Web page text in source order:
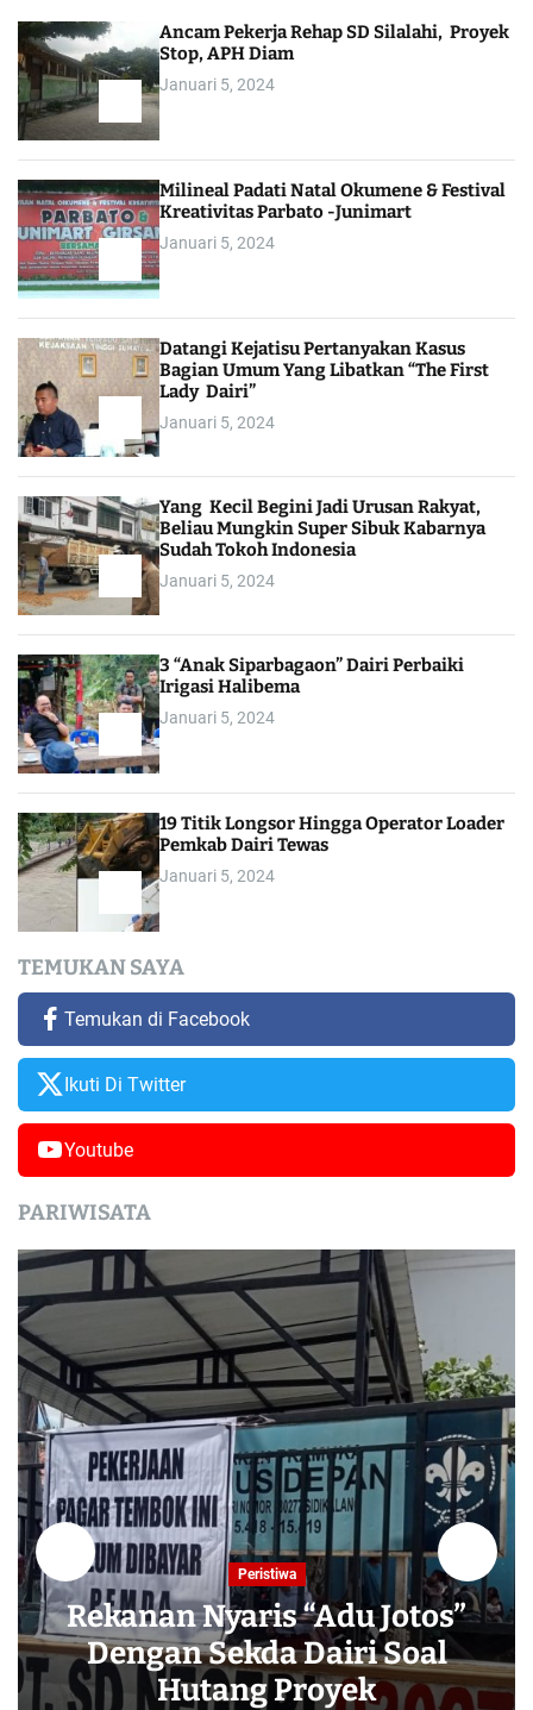
Ancam Pekerja Rehap SD Silalahi, Proyek
Stop, APH Diam
Januari 5, 2024
Milineal Padati Natal Okumene & Festival
Kreativitas Parbato -Junimart
Januari 5, 2024
Datangi Kejatisu Pertanyakan Kasus
Bagian Umum Yang Libatkan “The First
Lady Dairi”
Januari 5, 2024
Yang Kecil Begini Jadi Urusan Rakyat,
Beliau Mungkin Super Sibuk Kabarnya
Sudah Tokoh Indonesia
Januari 5, 2024
3 “Anak Siparbagaon” Dairi Perbaiki
Irigasi Halibema
Januari 5, 2024
19 Titik Longsor Hingga Operator Loader
Pemkab Dairi Tewas
Januari 5, 2024
TEMUKAN SAYA
Temukan di Facebook
Ikuti Di Twitter
Youtube
PARIWISATA
Peristiwa
Rekanan Nyaris “Adu Jotos”
Dengan Sekda Dairi Soal
Hutang Proyek